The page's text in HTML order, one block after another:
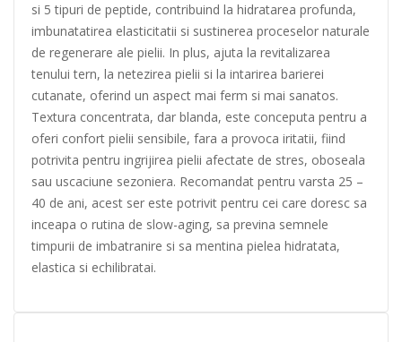
si 5 tipuri de peptide, contribuind la hidratarea profunda,
imbunatatirea elasticitatii si sustinerea proceselor naturale
de regenerare ale pielii. In plus, ajuta la revitalizarea
tenului tern, la netezirea pielii si la intarirea barierei
cutanate, oferind un aspect mai ferm si mai sanatos.
Textura concentrata, dar blanda, este conceputa pentru a
oferi confort pielii sensibile, fara a provoca iritatii, fiind
potrivita pentru ingrijirea pielii afectate de stres, oboseala
sau uscaciune sezoniera. Recomandat pentru varsta 25 –
40 de ani, acest ser este potrivit pentru cei care doresc sa
inceapa o rutina de slow-aging, sa previna semnele
timpurii de imbatranire si sa mentina pielea hidratata,
elastica si echilibratai.